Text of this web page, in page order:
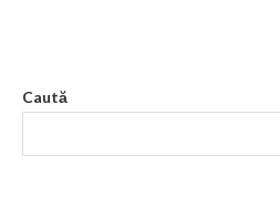
Caută